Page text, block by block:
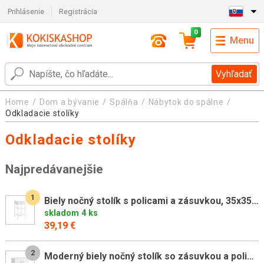
Prihlásenie Registrácia
Vyhľadať
0
Menu
Home Dom a bývanie Spálňa
Nábytok do spálne
Odkladacie stolíky
Odkladacie stolíky
Najpredávanejšie
1 Biely nočný stolík s policami a zásuvkou, 35x35x70 cm
skladom 4 ks
39,19 €
2 Moderný biely nočný stolík so zásuvkou a policou, 39x28x41